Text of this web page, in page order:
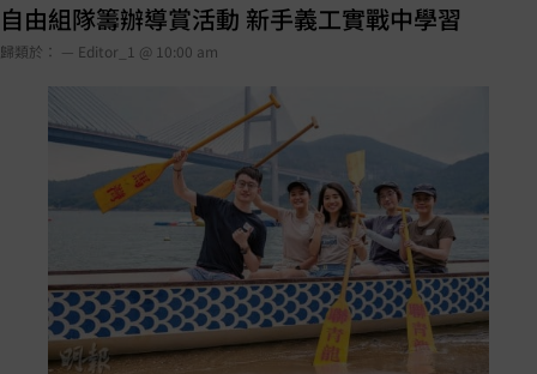
自由組隊籌辦導賞活動 新手義工實戰中學習
歸類於： — Editor_1 @ 10:00 am